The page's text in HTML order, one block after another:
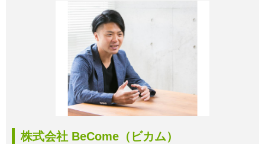
株式会社 BeCome（ビカム）